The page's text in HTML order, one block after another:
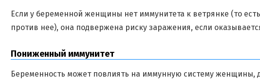
Если у беременной женщины нет иммунитета к ветрянке (то
против нее), она подвержена риску заражения, если
Пониженный иммунитет
Беременность может повлиять на иммунную систему женщины,